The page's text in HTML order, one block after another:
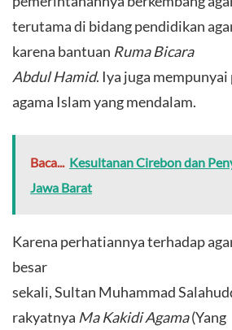
terutama di bidang pendidikan
karena bantuan Ruma Bicara
Abdul Hamid. Iya juga
agama Islam yang mendalam.
Baca... Kesultanan Cirebon dan
Jawa Barat
Karena perhatiannya terhadap
besar
sekali, Sultan Muhammad
rakyatnya Ma Kakidi Agama(Yang